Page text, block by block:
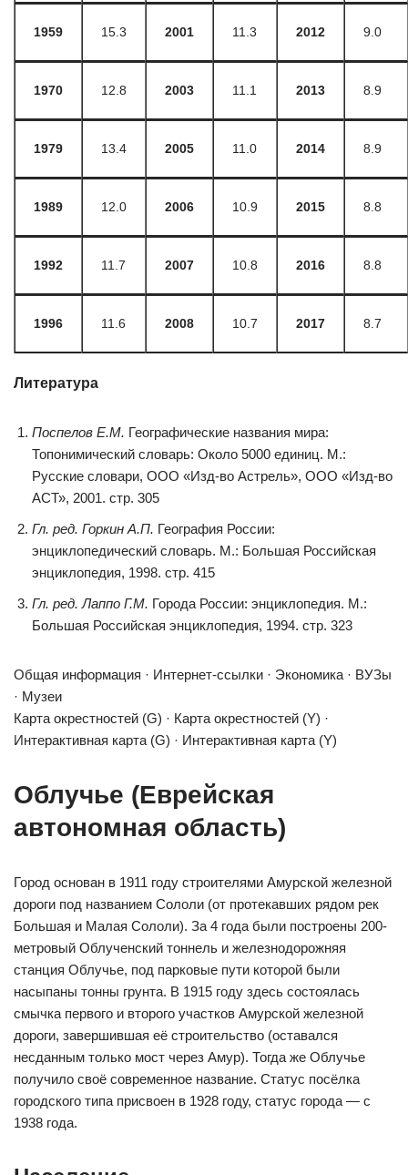
1959 15.3 2001 11.3 2012 9.0
1970 12.8 2003 11.1 2013 8.9
1979 13.4 2005 11.0 2014 8.9
1989 12.0 2006 10.9 2015 8.8
1992 11.7 2007 10.8 2016 8.8
1996 11.6 2008 10.7 2017 8.7
Литература
Поспелов Е.М. Географические названия мира:
Топонимический словарь: Около 5000 единиц. М.:
Русские словари, ООО «Изд-во Астрель», ООО «Изд-во
АСТ», 2001. стр. 305
Гл. ред. Горкин А.П. География России:
энциклопедический словарь. М.: Большая Российская
энциклопедия, 1998. стр. 415
Гл. ред. Лаппо Г.М. Города России: энциклопедия. М.:
Большая Российская энциклопедия, 1994. стр. 323
Общая информация · Интернет-ссылки · Экономика · ВУЗы
· Музеи
Карта окрестностей (G) · Карта окрестностей (Y) ·
Интерактивная карта (G) · Интерактивная карта (Y)
Облучье (Еврейская
автономная область)
Город основан в 1911 году строителями Амурской железной
дороги под названием Сололи (от протекавших рядом рек
Большая и Малая Сололи). За 4 года были построены 200-
метровый Облученский тоннель и железнодорожняя
станция Облучье, под парковые пути которой были
насыпаны тонны грунта. В 1915 году здесь состоялась
смычка первого и второго участков Амурской железной
дороги, завершившая её строительство (оставался
несданным только мост через Амур). Тогда же Облучье
получило своё современное название. Статус посёлка
городского типа присвоен в 1928 году, статус города — с
1938 года.